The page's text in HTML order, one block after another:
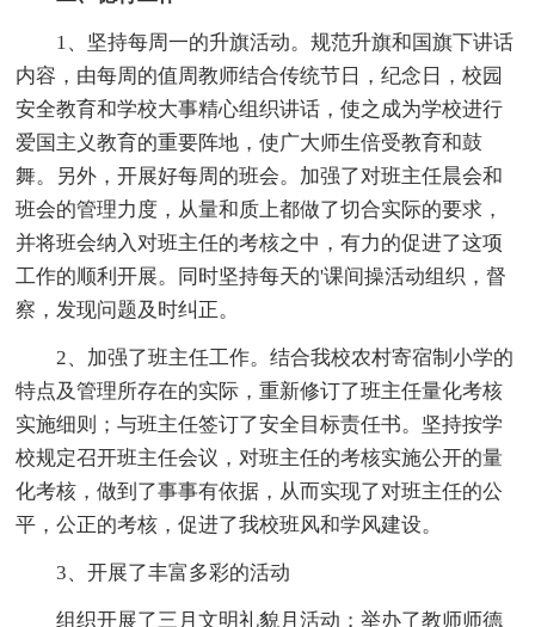
1、坚持每周一的升旗活动。规范升旗和国旗下讲话
内容，由每周的值周教师结合传统节日，纪念日，校园
安全教育和学校大事精心组织讲话，使之成为学校进行
爱国主义教育的重要阵地，使广大师生倍受教育和鼓
舞。另外，开展好每周的班会。加强了对班主任晨会和
班会的管理力度，从量和质上都做了切合实际的要求，
并将班会纳入对班主任的考核之中，有力的促进了这项
工作的顺利开展。同时坚持每天的'课间操活动组织，督
察，发现问题及时纠正。
2、加强了班主任工作。结合我校农村寄宿制小学的
特点及管理所存在的实际，重新修订了班主任量化考核
实施细则；与班主任签订了安全目标责任书。坚持按学
校规定召开班主任会议，对班主任的考核实施公开的量
化考核，做到了事事有依据，从而实现了对班主任的公
平，公正的考核，促进了我校班风和学风建设。
3、开展了丰富多彩的活动
组织开展了三月文明礼貌月活动；举办了教师师德